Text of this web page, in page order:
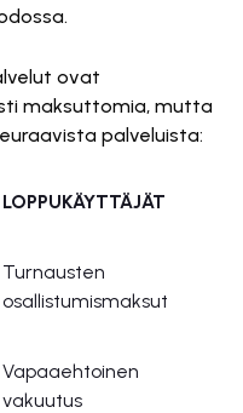
ovat
maksuttomia, mutta
palveluista:
LOPPUKÄYTTÄJÄT
Turnausten
osallistumismaksut
Vapaaehtoinen
vakuutus